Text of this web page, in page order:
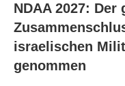
NDAA 2027: Der
israelischen
genommen